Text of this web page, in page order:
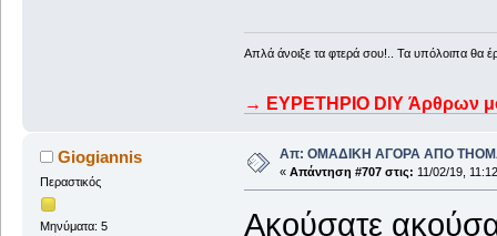
Απλά άνοιξε τα φτερά σου!.. Τα υπόλοιπα θα
→ ΕΥΡΕΤΗΡΙΟ DIY Άρθρων
Giogiannis
Περαστικός
Μηνύματα: 5
Απ: ΟΜΑΔΙΚΗ ΑΓΟΡΑ ΑΠΟ
« Απάντηση #707 στις: 11/02/19,
Ακούσατε